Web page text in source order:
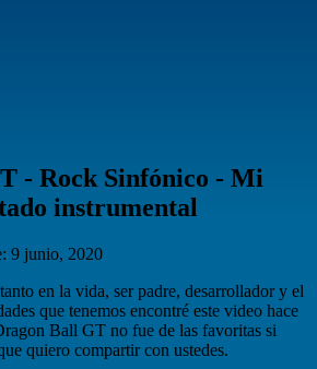
- Rock Sinfónico - Mi
instrumental
9 junio, 2020
en la vida, ser padre, desarrollador y el
que tenemos encontré este video hace
Ball GT no fue de las favoritas si
quiero compartir con ustedes.